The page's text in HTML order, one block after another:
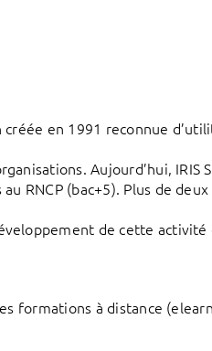
en 1991 reconnue
Aujourd’hui,
RNCP (bac+5). Plus de
de cette
formations à distance